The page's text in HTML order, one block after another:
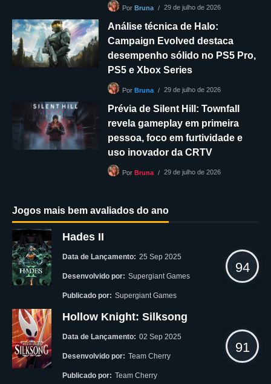
Por Bruna 29 de julho de 2026
Análise técnica de Halo:
Campaign Evolved destaca
desempenho sólido no PS5 Pro,
PS5 e Xbox Series
Por Bruna 29 de julho de 2026
Prévia de Silent Hill: Townfall
revela gameplay em primeira
pessoa, foco em furtividade e
uso inovador da CRTV
Por Bruna 29 de julho de 2026
Jogos mais bem avaliados do ano
Hades II
Data de Lançamento: 25 Sep 2025
Desenvolvido por: Supergiant Games
Publicado por: Supergiant Games
94
Hollow Knight: Silksong
Data de Lançamento: 02 Sep 2025
Desenvolvido por: Team Cherry
Publicado por: Team Cherry
91